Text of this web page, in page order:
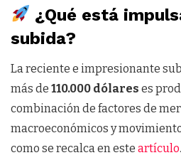
¿Qué está
subida?
La reciente e impresionante
más de 110.000 dólares es
combinación de factores de
macroeconómicos y
como se recalca en este artículo.